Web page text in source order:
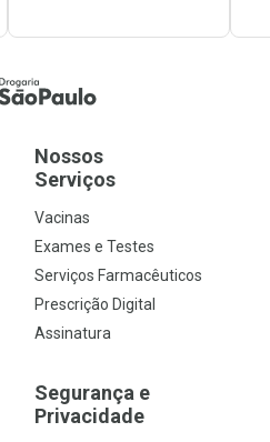
Home
Nossos
Serviços
Vacinas
Exames e Testes
Serviços Farmacêuticos
Prescrição Digital
Assinatura
Segurança e
Privacidade